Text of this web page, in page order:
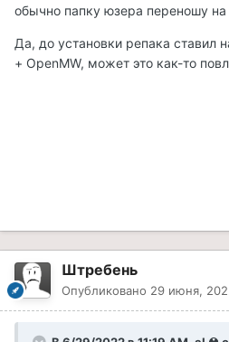
обычно папку юзера переношу на
Да, до установки репака ставил
+ OpenMW, может это как-то
Штребень
Опубликовано 29 июня,